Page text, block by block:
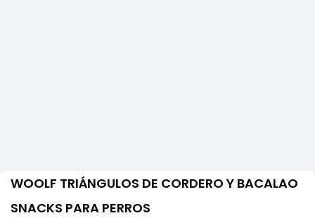
WOOLF TRIÁNGULOS DE CORDERO Y BACALAO
SNACKS PARA PERROS